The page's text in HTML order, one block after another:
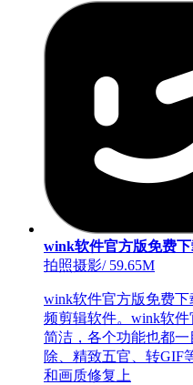
wink软件官方版免费
拍照摄影/59.65M
wink软件官方版免费
频剪辑软件。wink软
简洁，各个功能也都
除、精致五官、转GIF
和画质修复上